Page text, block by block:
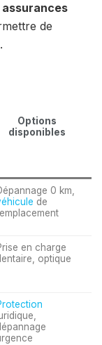
assurances
de
Options
disponibles
0 km,
de
en charge
optique